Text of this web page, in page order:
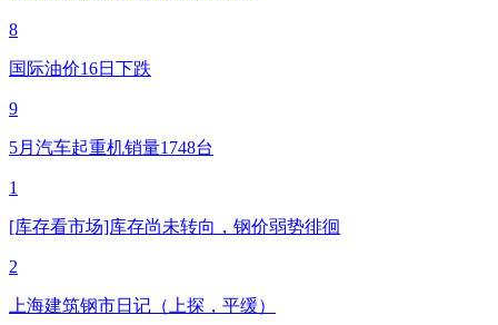
8
国际油价16日下跌
9
5月汽车起重机销量1748台
1
[库存看市场]库存尚未转向，钢价弱势徘徊
2
上海建筑钢市日记（上探，平缓）